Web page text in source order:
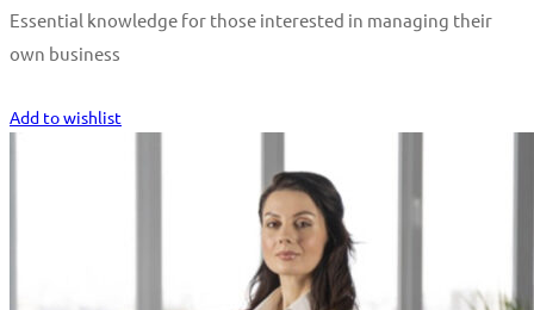
Essential knowledge for those interested in managing their
own business
Add to wishlist